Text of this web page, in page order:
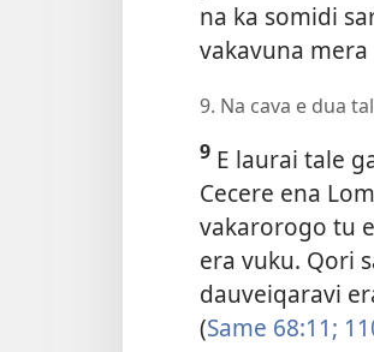
na ka somidi
vakavuna
9. Na cava e dua
9 E laurai tale
Cecere ena
vakarorogo tu
era vuku. Qori
dauveiqaravi
(Same 68:11;